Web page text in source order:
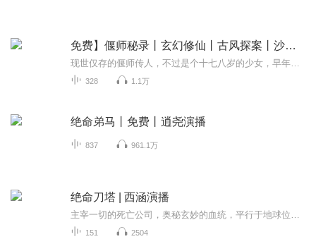
免费】偃师秘录丨玄幻修仙丨古风探案丨沙雕丨真人多播
328 1.1万
绝命弟马丨免费丨逍尧演播
837 961.1万
绝命刀塔 | 西涵演播
151 2504